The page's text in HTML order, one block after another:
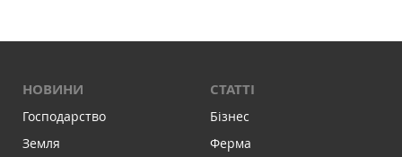
НОВИНИ
Господарство
Земля
СТАТТІ
Бізнес
Ферма